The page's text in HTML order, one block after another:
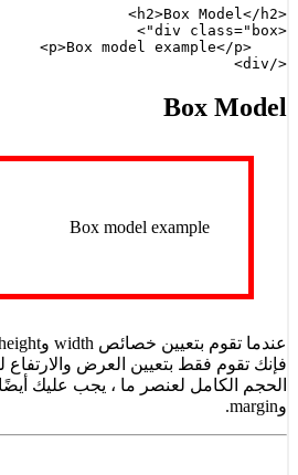
</div>
Box Model
Box model example
فإنك تقوم فقط بتعيين العرض
وmargin.